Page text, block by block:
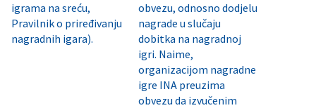
igrama na sreću,
Pravilnik o priređivanju
nagradnih igara).
obvezu, odnosno dodjelu
nagrade u slučaju
dobitka na nagradnoj
igri. Naime,
organizacijom nagradne
igre INA preuzima
obvezu da izvučenim